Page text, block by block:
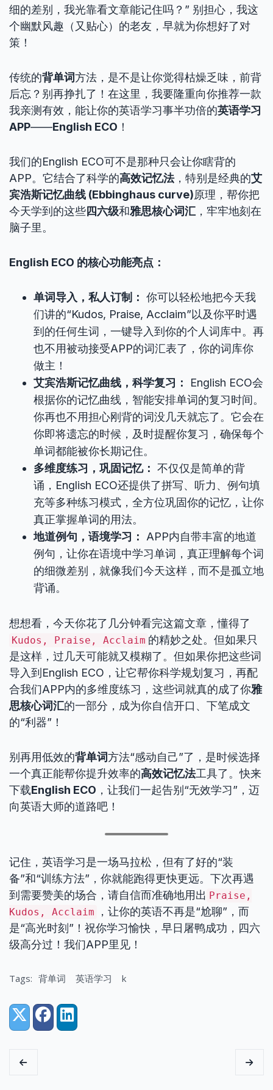
细的差别，我光靠看文章能记住吗？” 别担心，我这
个幽默风趣（又贴心）的老友，早就为你想好了对
策！
传统的背单词方法，是不是让你觉得枯燥乏味，前背
后忘？别再挣扎了！在这里，我要隆重向你推荐一款
我亲测有效，能让你的英语学习事半功倍的英语学习
APP——English ECO ！
我们的English ECO可不是那种只会让你瞎背的
APP。它结合了科学的高效记忆法，特别是经典的艾
宾浩斯记忆曲线 (Ebbinghaus curve)原理，帮你把
今天学到的这些四六级和雅思核心词汇 ，牢牢地刻在
脑子里。
English ECO 的核心功能亮点：
单词导入，私人订制： 你可以轻松地把今天我
们讲的“Kudos, Praise, Acclaim”以及你平时遇
到的任何生词，一键导入到你的个人词库中。再
也不用被动接受APP的词汇表了，你的词库你
做主！
艾宾浩斯记忆曲线，科学复习：
English ECO会
根据你的记忆曲线，智能安排单词的复习时间。
你再也不用担心刚背的词没几天就忘了。它会在
你即将遗忘的时候，及时提醒你复习，确保每个
单词都能被你长期记住。
多维度练习，巩固记忆： 不仅仅是简单的背
诵，English ECO还提供了拼写、听力、例句填
充等多种练习模式，全方位巩固你的记忆，让你
真正掌握单词的用法。
地道例句，语境学习：
APP内自带丰富的地道
例句，让你在语境中学习单词，真正理解每个词
的细微差别，就像我们今天这样，而不是孤立地
背诵。
想想看，今天你花了几分钟看完这篇文章，懂得了
Kudos, Praise, Acclaim 的精妙之处。但如果只
是这样，过几天可能就又模糊了。但如果你把这些词
导入到English ECO，让它帮你科学规划复习，再配
合我们APP内的多维度练习，这些词就真的成了你雅
思核心词汇的一部分，成为你自信开口、下笔成文
的“利器”！
别再用低效的背单词方法“感动自己”了，是时候选择
一个真正能帮你提升效率的高效记忆法工具了。快来
下载English ECO ，让我们一起告别“无效学习”，迈
向英语大师的道路吧！
记住，英语学习是一场马拉松，但有了好的“装
备”和“训练方法”，你就能跑得更快更远。下次再遇
到需要赞美的场合，请自信而准确地用出 Praise,
Kudos, Acclaim
，让你的英语不再是“尬聊”，而
是“高光时刻”！祝你学习愉快，早日屠鸭成功，四六
级高分过！我们APP里见！
Tags: 背单词 英语学习 k
Share:
X (Twitter)
FacebookLinkedIn